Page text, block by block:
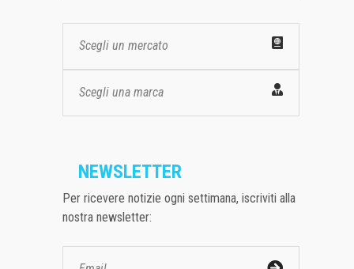
Scegli un mercato
Scegli una marca
NEWSLETTER
Per ricevere notizie ogni settimana, iscriviti alla
nostra newsletter: